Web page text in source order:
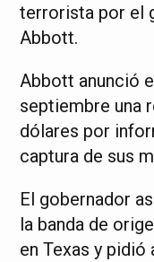
terrorista por el
Abbott.
Abbott anunció
septiembre una
dólares por
captura de sus
El gobernador
la banda de
en Texas y pidió